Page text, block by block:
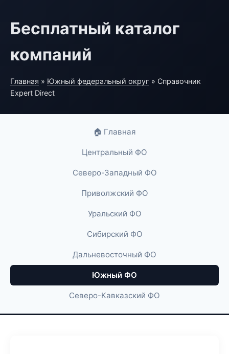
Бесплатный каталог
компаний
Главная » Южный федеральный округ » Справочник
Expert Direct
🏠 Главная
Центральный ФО
Северо-Западный ФО
Приволжский ФО
Уральский ФО
Сибирский ФО
Дальневосточный ФО
Южный ФО
Северо-Кавказский ФО